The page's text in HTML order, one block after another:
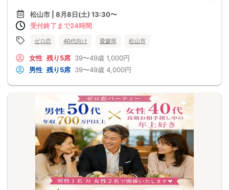
松山市 | 8月8日(土) 13:30〜
受付終了まで24時間
ゼロ恋 40代向け 愛媛県 松山市
女性 残り5席 39〜49歳 1,000円
男性 残り5席 39〜49歳 4,000円